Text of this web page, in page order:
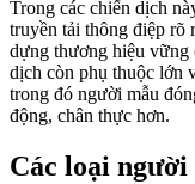
Trong các chiến dịch
truyền tải thông điệp rõ
dựng thương hiệu vững
dịch còn phụ thuộc lớn
trong đó người mẫu
động, chân thực hơn.
Các loại người